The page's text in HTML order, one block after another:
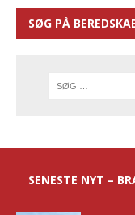
SØG PÅ
SENESTE NYT –